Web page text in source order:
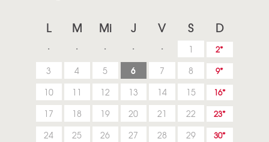
L M Mi J V S D
1 2
3 4 5 6 7 8 9
10 11 12 13 14 15 16
17 18 19 20 21 22 23
24 25 26 27 28 29 30